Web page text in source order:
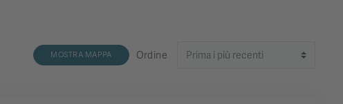
MOSTRA MAPPA Ordine